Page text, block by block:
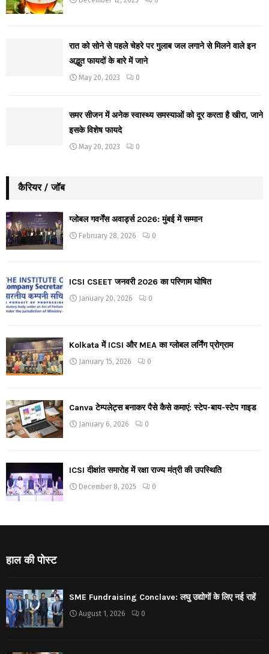
रात को सोने से पहले चेहरे पर गुलाब जल लगाने से मिलने वाले इन
अद्भुत फायदों के बारे में जाने
May 20, 2023 0
समर सीजन में अनेक स्वास्थ्य समस्याओं को दूर करता है खीरा, जाने
इसके विशेष फायदे
May 20, 2023 0
कैरियर / जॉब
ग्लोबल गवर्नेंस अवार्ड्स 2026: मुंबई में सम्मान
February 28, 2026 0
ICSI CSEET जनवरी 2026 का परिणाम घोषित
January 20, 2026 0
Kolkata में ICSI और MEA का ग्लोबल लर्निंग प्रोग्राम
January 15, 2026 0
Canva टेम्पलेट्स बनाकर पैसे कैसे कमाएं: स्टेप-बाय-स्टेप गाइड
January 6, 2026 0
ICSI दीक्षांत समारोह में रक्षा राज्य मंत्री की उपस्थिति
December 8, 2025 0
हाल की पोस्ट
SME Fundraising Conclave: लघु उद्योगों के लिए नई राहें
August 1, 2026 0